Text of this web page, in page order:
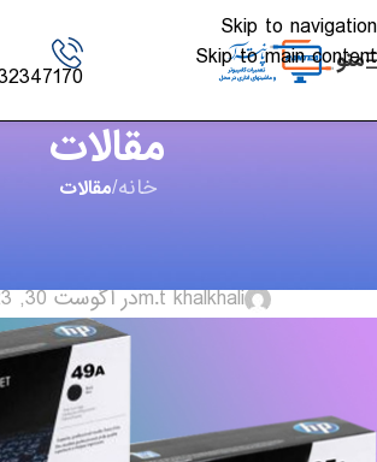
Skip to navigation
Skip to main content
منو
مقالات
خانه/مقالات
m.t khalkhaliدر آگوست 30, 2023